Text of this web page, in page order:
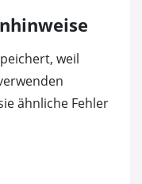
weil
ähnliche Fehler